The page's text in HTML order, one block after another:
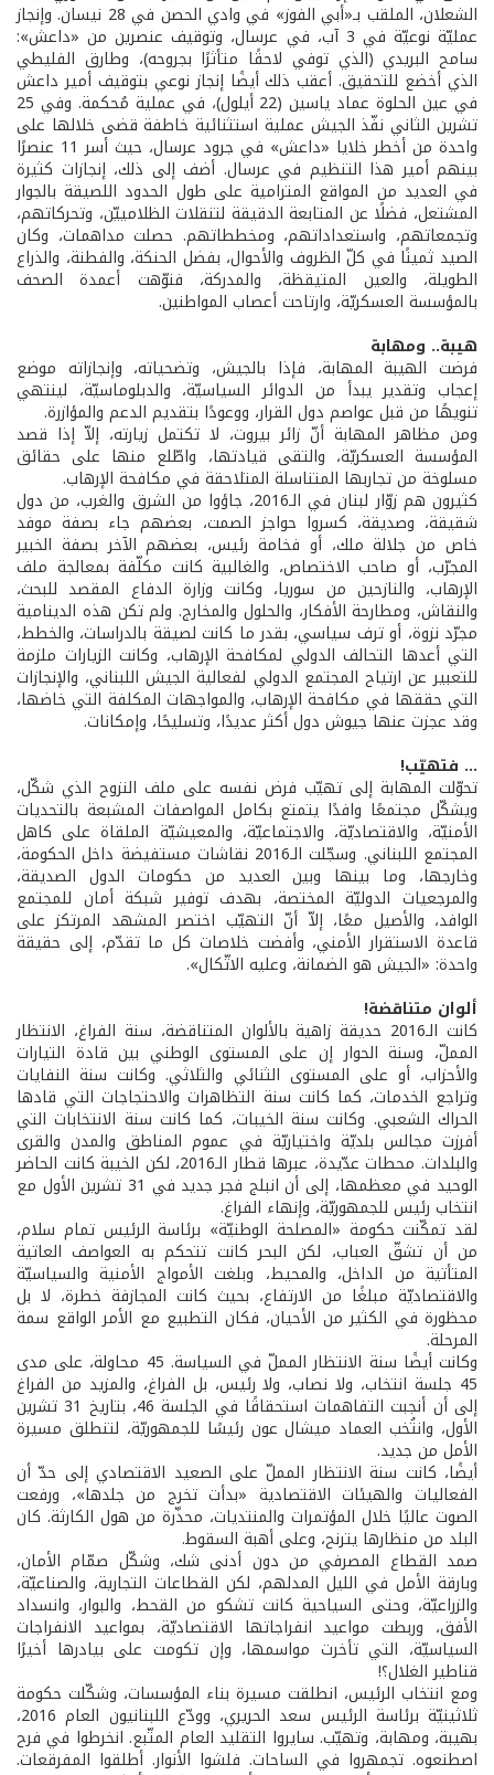
الشعلان، الملقب بـ«أبي الفوز» في وادي الحصن في 28 نيسان. وإنجاز
عمليّة نوعيّة في 3 آب، في عرسال، وتوقيف عنصرين من «داعش»:
سامح البريدي (الذي توفي لاحقًا متأثرًا بجروحه)، وطارق الفليطي
الذي أخضع للتحقيق. أعقب ذلك أيضًا إنجاز نوعي بتوقيف أمير داعش
في عين الحلوة عماد ياسين (22 أيلول)، في عملية مُحكمة. وفي 25
تشرين الثاني نفّذ الجيش عملية استثنائية خاطفة قضى خلالها على
واحدة من أخطر خلايا «داعش» في جرود عرسال، حيث أسر 11 عنصرًا
بينهم أمير هذا التنظيم في عرسال. أضف إلى ذلك، إنجازات كثيرة
في العديد من المواقع المترامية على طول الحدود اللصيقة بالجوار
المشتعل، فضلًا عن المتابعة الدقيقة لتنقلات الظلامييّن، وتحركاتهم،
وتجمعاتهم، واستعداداتهم، ومخططاتهم. حصلت مداهمات، وكان
الصيد ثمينًا في كلّ الظروف والأحوال، بفضل الحنكة، والفطنة، والذراع
الطويلة، والعين المتيقظة، والمدركة، فنوّهت أعمدة الصحف
بالمؤسسة العسكريّة، وارتاحت أعصاب المواطنين.
هيبة.. ومهابة
فرضت الهيبة المهابة، فإذا بالجيش، وتضحياته، وإنجازاته موضع
إعجاب وتقدير يبدأ من الدوائر السياسيّة، والدبلوماسيّة، لينتهي
تنويهًا من قبل عواصم دول القرار، ووعودًا بتقديم الدعم والمؤازرة.
ومن مظاهر المهابة أنّ زائر بيروت، لا تكتمل زيارته، إلاّ إذا قصد
المؤسسة العسكريّة، والتقى قيادتها، واطّلع منها على حقائق
مسلوخة من تجاربها المتناسلة المتلاحقة في مكافحة الإرهاب.
كثيرون هم زوّار لبنان في الـ2016، جاؤوا من الشرق والغرب، من دول
شقيقة، وصديقة، كسروا حواجز الصمت، بعضهم جاء بصفة موفد
خاص من جلالة ملك، أو فخامة رئيس، بعضهم الآخر بصفة الخبير
المجرّب، أو صاحب الاختصاص، والغالبية كانت مكلّفة بمعالجة ملف
الإرهاب، والنازحين من سوريا، وكانت وزارة الدفاع المقصد للبحث،
والنقاش، ومطارحة الأفكار، والحلول والمخارج. ولم تكن هذه الدينامية
مجرّد نزوة، أو ترف سياسي، بقدر ما كانت لصيقة بالدراسات، والخطط،
التي أعدها التحالف الدولي لمكافحة الإرهاب، وكانت الزيارات ملزمة
للتعبير عن ارتياح المجتمع الدولي لفعالية الجيش اللبناني، والإنجازات
التي حققها في مكافحة الإرهاب، والمواجهات المكلفة التي خاضها،
وقد عجزت عنها جيوش دول أكثر عديدًا، وتسليحًا، وإمكانات.
... فتهيّب!
تحوّلت المهابة إلى تهيّب فرض نفسه على ملف النزوح الذي شكّل،
ويشكّل مجتمعًا وافدًا يتمتع بكامل المواصفات المشبعة بالتحديات
الأمنيّة، والاقتصاديّة، والاجتماعيّة، والمعيشيّة الملقاة على كاهل
المجتمع اللبناني. وسجّلت الـ2016 نقاشات مستفيضة داخل الحكومة،
وخارجها، وما بينها وبين العديد من حكومات الدول الصديقة،
والمرجعيات الدوليّة المختصة، بهدف توفير شبكة أمان للمجتمع
الوافد، والأصيل معًا، إلاّ أنّ التهيّب اختصر المشهد المرتكز على
قاعدة الاستقرار الأمني، وأفضت خلاصات كل ما تقدّم، إلى حقيقة
واحدة: «الجيش هو الضمانة، وعليه الاتّكال».
ألوان متناقضة!
كانت الـ2016 حديقة زاهية بالألوان المتناقضة، سنة الفراغ، الانتظار
المملّ، وسنة الحوار إن على المستوى الوطني بين قادة التيارات
والأحزاب، أو على المستوى الثنائي والثلاثي. وكانت سنة النفايات
وتراجع الخدمات، كما كانت سنة التظاهرات والاحتجاجات التي قادها
الحراك الشعبي. وكانت سنة الخيبات، كما كانت سنة الانتخابات التي
أفرزت مجالس بلديّة واختياريّة في عموم المناطق والمدن والقرى
والبلدات. محطات عدّيدة، عبرها قطار الـ2016، لكن الخيبة كانت الحاضر
الوحيد في معظمها، إلى أن انبلج فجر جديد في 31 تشرين الأول مع
انتخاب رئيس للجمهوريّة، وإنهاء الفراغ.
لقد تمكّنت حكومة «المصلحة الوطنيّة» برئاسة الرئيس تمام سلام،
من أن تشقّ العباب، لكن البحر كانت تتحكم به العواصف العاتية
المتأتية من الداخل، والمحيط، وبلغت الأمواج الأمنية والسياسيّة
والاقتصاديّة مبلغًا من الارتفاع، بحيث كانت المجازفة خطرة، لا بل
محظورة في الكثير من الأحيان، فكان التطبيع مع الأمر الواقع سمة
المرحلة.
وكانت أيضًا سنة الانتظار المملّ في السياسة. 45 محاولة، على مدى
45 جلسة انتخاب، ولا نصاب، ولا رئيس، بل الفراغ، والمزيد من الفراغ
إلى أن أنجبت التفاهمات استحقاقًا في الجلسة 46، بتاريخ 31 تشرين
الأول، وانتُخب العماد ميشال عون رئيسًا للجمهوريّة، لتنطلق مسيرة
الأمل من جديد.
أيضًا، كانت سنة الانتظار المملّ على الصعيد الاقتصادي إلى حدّ أن
الفعاليات والهيئات الاقتصادية «بدأت تخرج من جلدها»، ورفعت
الصوت عاليًا خلال المؤتمرات والمنتديات، محذّرة من هول الكارثة. كان
البلد من منظارها يترنح، وعلى أهبة السقوط.
صمد القطاع المصرفي من دون أدنى شك، وشكّل صمّام الأمان،
وبارقة الأمل في الليل المدلهم، لكن القطاعات التجارية، والصناعيّة،
والزراعيّة، وحتى السياحية كانت تشكو من القحط، والبوار، وانسداد
الأفق، وربطت مواعيد انفراجاتها الاقتصاديّة، بمواعيد الانفراجات
السياسيّة، التي تأخرت مواسمها، وإن تكومت على بيادرها أخيرًا
قناطير الغلال؟!
ومع انتخاب الرئيس، انطلقت مسيرة بناء المؤسسات، وشكّلت حكومة
ثلاثينيّة برئاسة الرئيس سعد الحريري، وودّع اللبنانيون العام 2016،
بهيبة، ومهابة، وتهيّب. سايروا التقليد العام المتّبع. انخرطوا في فرح
اصطنعوه. تجمهروا في الساحات. فلشوا الأنوار. أطلقوا المفرقعات.